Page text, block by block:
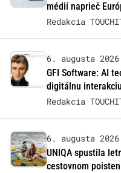
médií naprieč
Redakcia
6. augusta 2026
GFI Software: AI
digitálnu
Redakcia
6. augusta 2026
UNIQA spustila
cestovnom